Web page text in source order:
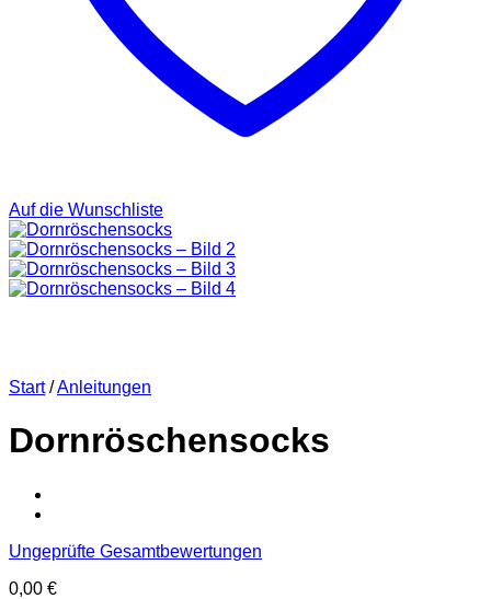
Auf die Wunschliste
Start /Anleitungen
Dornröschensocks
Ungeprüfte Gesamtbewertungen
0,00 €